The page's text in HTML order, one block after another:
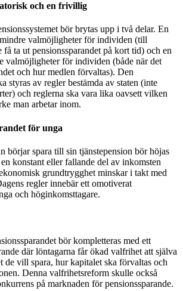
och en frivillig
bör brytas upp i två delar. En
valmöjligheter för individen (till
få ta ut pensionssparandet på kort tid) och en
valmöjligheter för individen (både när det
och hur medlen förvaltas). Den
styras av regler bestämda av staten (inte
och reglerna ska vara lika oavsett vilken
man arbetar inom.
för unga
börjar spara till sin tjänstepension bör höjas
konstant eller fallande del av inkomsten
grundtrygghet minskar i takt med
regler innebär ett omotiverat
och höginkomsttagare.
bör kompletteras med ett
där löntagarna får ökad valfrihet att själva
de vill spara, hur kapitalet ska förvaltas och
Denna valfrihetsreform skulle också
på marknaden för pensionssparande.